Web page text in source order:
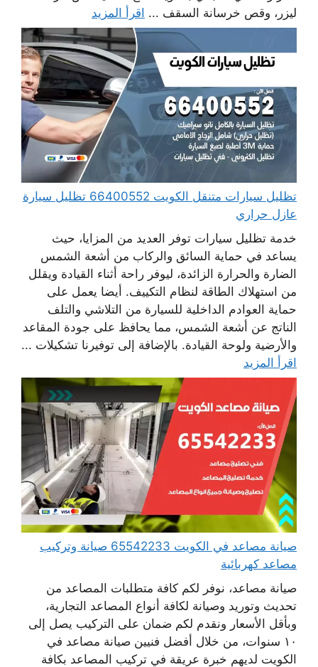
ليزر، وقص خرسانة السقف ... اقرأ المزيد
تظليل سيارات متنقل الكويت 66400552 تظليل سيارة
عازل حراري
خدمة تظليل سيارات توفر العديد من المزايا، حيث
يساعد في حماية السائق والركاب من أشعة الشمس
الضارة والحرارة الزائدة، ليوفر راحة أثناء القيادة ويقلل
من استهلاك الطاقة لنظام التكييف. أيضا يعمل على
حماية العوادم الداخلية للسيارة من التلاشي والتلف
الناتج عن أشعة الشمس، مما يحافظ على جودة المقاعد
والأرضية ولوحة القيادة. بالإضافة إلى توفيرنا تشكيلات ...
اقرأ المزيد
صيانة مصاعد في الكويت 65542233 صيانة وتركيب
مصاعد كهربائية
صيانة مصاعد، نوفر لكم كافة متطلبات المصاعد من
تحديث وتوريد وصيانة لكافة أنواع المصاعد التجارية،
وبأقل الأسعار ونقدم لكم ضمان على التركيب يصل إلى
١٠ سنوات، من خلال أفضل فنيين صيانة مصاعد في
الكويت لديهم خبرة عريقة في تركيب المصاعد بكافة